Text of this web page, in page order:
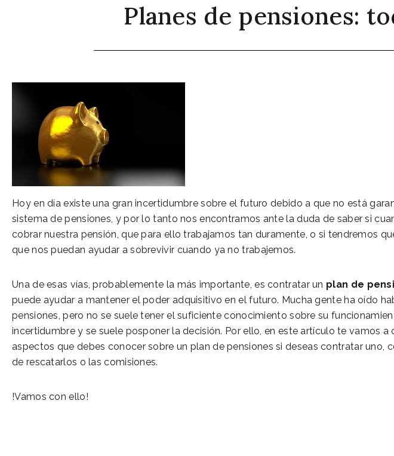
Planes de pensiones:
Hoy en día existe una gran incertidumbre sobre el futuro debido a que no está
sistema de pensiones, y por lo tanto nos encontramos ante la duda de saber si
cobrar nuestra pensión, que para ello trabajamos tan duramente, o si tendremos
que nos puedan ayudar a sobrevivir cuando ya no trabajemos.
Una de esas vías, probablemente la más importante, es contratar un plan de
puede ayudar a mantener el poder adquisitivo en el futuro. Mucha gente ha oído
pensiones, pero no se suele tener el suficiente conocimiento sobre su
incertidumbre y se suele posponer la decisión. Por ello, en este artículo te vamos a
aspectos que debes conocer sobre un plan de pensiones si deseas contratar uno,
de rescatarlos o las comisiones.
!Vamos con ello!